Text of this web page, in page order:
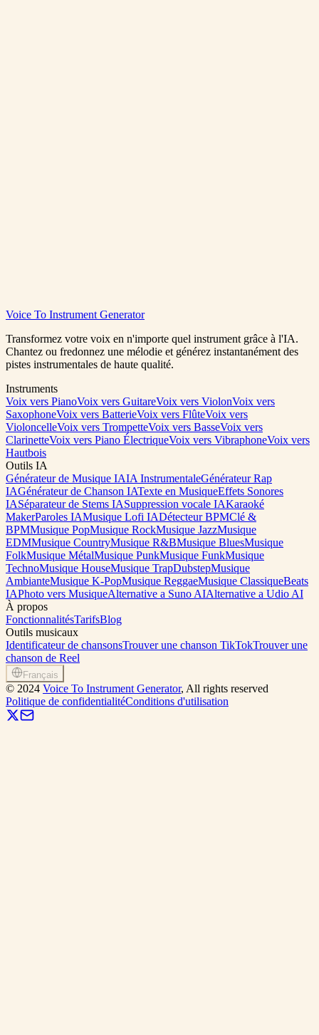
0:00/0:00
Voice To Instrument Generator
Transformez votre voix en n'importe quel instrument grâce à l'IA.
Chantez ou fredonnez une mélodie et générez instantanément des
pistes instrumentales de haute qualité.
Instruments
Voix vers PianoVoix vers GuitareVoix vers ViolonVoix vers
SaxophoneVoix vers BatterieVoix vers FlûteVoix vers
VioloncelleVoix vers TrompetteVoix vers BasseVoix vers
ClarinetteVoix vers Piano ÉlectriqueVoix vers VibraphoneVoix vers
Hautbois
Outils IA
Générateur de Musique IAIA InstrumentaleGénérateur Rap
IAGénérateur de Chanson IATexte en MusiqueEffets Sonores
IASéparateur de Stems IASuppression vocale IAKaraoké
MakerParoles IAMusique Lofi IADétecteur BPMClé &
BPMMusique PopMusique RockMusique JazzMusique
EDMMusique CountryMusique R&BMusique BluesMusique
FolkMusique MétalMusique PunkMusique FunkMusique
TechnoMusique HouseMusique TrapDubstepMusique
AmbianteMusique K-PopMusique ReggaeMusique ClassiqueBeats
IAPhoto vers MusiqueAlternative a Suno AIAlternative a Udio AI
À propos
FonctionnalitésTarifsBlog
Outils musicaux
Identificateur de chansonsTrouver une chanson TikTokTrouver une
chanson de Reel
Français
© 2024 Voice To Instrument Generator, All rights reserved
Politique de confidentialitéConditions d'utilisation